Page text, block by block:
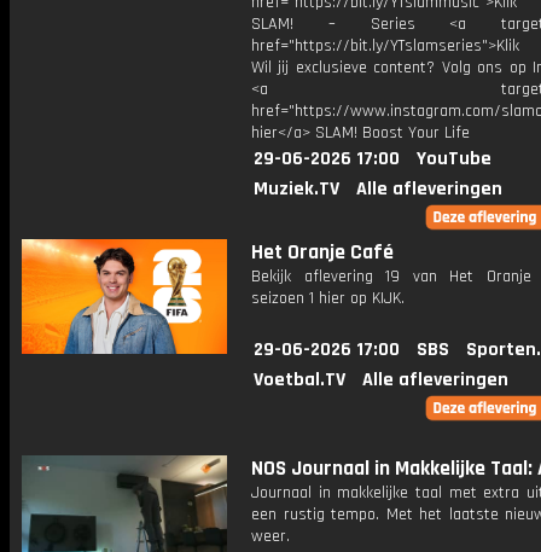
SLAM! – Series <a
href="https://bit.ly/
Wil jij exclusieve content? Volg ons op
<a
href="https://www.instagram.com/
hier</a> SLAM! Boost Your Life
29-06-2026 17:00
YouTube
Muziek.TV
Alle afleveringen
Het Oranje Café
Bekijk aflevering 19 van Het
seizoen 1 hier op KIJK.
29-06-2026 17:00 SBS
Voetbal.TV
Alle afleveringen
NOS Journaal in Makkelijke Taal:
Journaal in makkelijke taal met extra
een rustig tempo. Met het laatste
weer.